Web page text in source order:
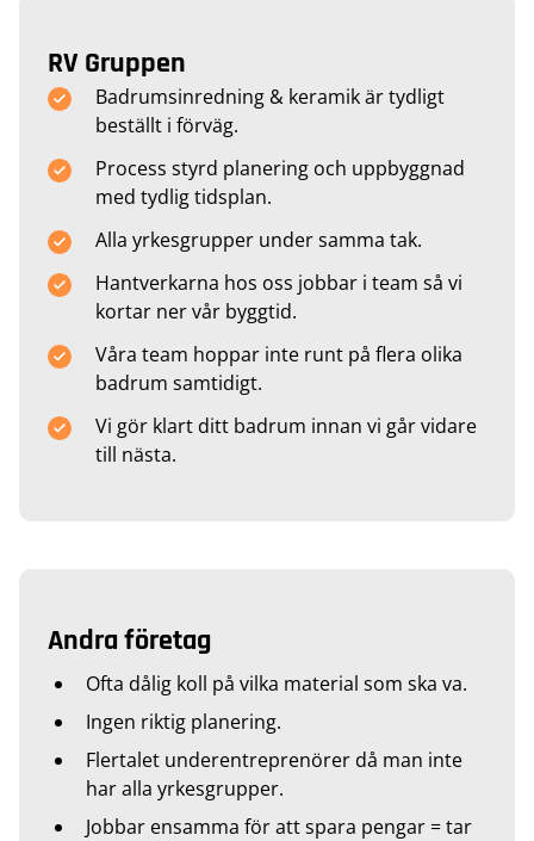
RV Gruppen
Badrumsinredning & keramik är tydligt
beställt i förväg.
Process styrd planering och uppbyggnad
med tydlig tidsplan.
Alla yrkesgrupper under samma tak.
Hantverkarna hos oss jobbar i team så vi
kortar ner vår byggtid.
Våra team hoppar inte runt på flera olika
badrum samtidigt.
Vi gör klart ditt badrum innan vi går vidare
till nästa.
Andra företag
Ofta dålig koll på vilka material som ska va.
Ingen riktig planering.
Flertalet underentreprenörer då man inte
har alla yrkesgrupper.
Jobbar ensamma för att spara pengar = tar